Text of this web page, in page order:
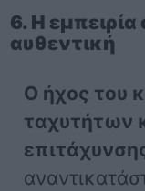
6. Η εμπειρία
αυθεντική
Ο ήχος του
ταχυτήτων